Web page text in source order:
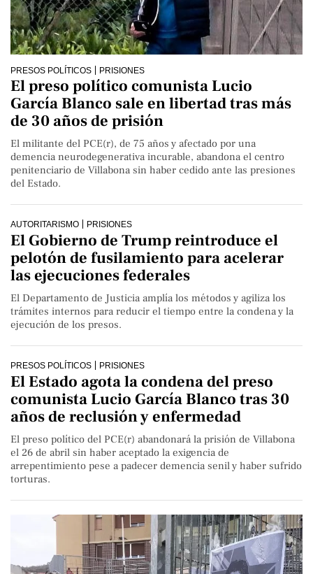
PRESOS POLÍTICOS PRISIONES
El preso político comunista Lucio
García Blanco sale en libertad tras más
de 30 años de prisión
El militante del PCE(r), de 75 años y afectado por una
demencia neurodegenerativa incurable, abandona el centro
penitenciario de Villabona sin haber cedido ante las presiones
del Estado.
AUTORITARISMO PRISIONES
El Gobierno de Trump reintroduce el
pelotón de fusilamiento para acelerar
las ejecuciones federales
El Departamento de Justicia amplía los métodos y agiliza los
trámites internos para reducir el tiempo entre la condena y la
ejecución de los presos.
PRESOS POLÍTICOS PRISIONES
El Estado agota la condena del preso
comunista Lucio García Blanco tras 30
años de reclusión y enfermedad
El preso político del PCE(r) abandonará la prisión de Villabona
el 26 de abril sin haber aceptado la exigencia de
arrepentimiento pese a padecer demencia senil y haber sufrido
torturas.